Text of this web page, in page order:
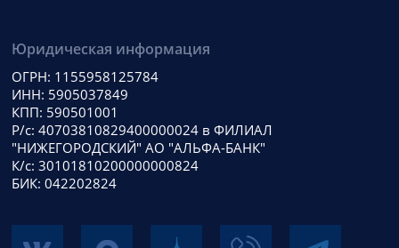
Юридическая информация
ОГРН: 1155958125784
ИНН: 5905037849
КПП: 590501001
Р/с: 40703810829400000024 в ФИЛИАЛ
"НИЖЕГОРОДСКИЙ" АО "АЛЬФА-БАНК"
К/с: 30101810200000000824
БИК: 042202824